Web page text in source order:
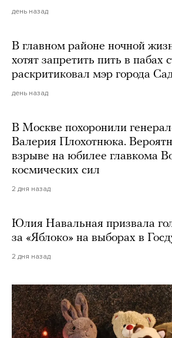
день назад
В главном районе ночной
хотят запретить пить в пабах
раскритиковал мэр города
день назад
В Москве похоронили
Валерия Плохотнюка.
взрыве на юбилее главкома
космических сил
2 дня назад
Юлия Навальная призвала
за «Яблоко» на выборах в
2 дня назад